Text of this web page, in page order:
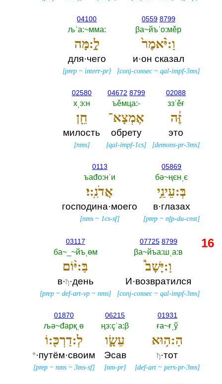
0559 8799
βа~йъˈо:мěр
וַ:יֹּ֨אמֶר֙
и·он сказал
[conj-consec ~qal-impf-3ms]
04100
љˈа:~мма:‎
לָ֣:מָּה
для·чего
[prep ~interr-pr]
02088
ззˈěғ
זֶּ֔ה
это
[demons-pr-3ms]
04672 8799
ъěмца:-‎
אֶמְצָא־
обрету
[qal-impf-1cs]
02580
хˌэ:н
חֵ֖ן
милость
[nms]
05869
бә~ңєнˌє
בְּ:עֵינֵ֥י
в·глазах
[prep ~nfp-du-cnst]
0113
ъаđо:нˈи
אֲדֹנִֽ:י׃
господина·моего
[nms ~1cs-sf]
07725 8799
βа~йъа:шˌа:в
וַ:יָּשָׁב֩
И·возвратился
[conj-consec ~qal-impf-3ms]
03117
ба~_~йъˌөм
בַּ:יּ֨וֹם
в·ђ·день
[prep ~def-art-vp ~nms]
01931
ға~ғˌў
הַ:ה֥וּא
ђ·тот
[def-art ~pers-pr-3ms]
06215
ңэ:çˈа:β
עֵשָׂ֛ו
Эсав
[nm-pr]
01870
љә~đарқˌө
לְ:דַרְכּ֖:וֹ
*·путём·своим
[prep~ nms~ 3ms-sf]
16